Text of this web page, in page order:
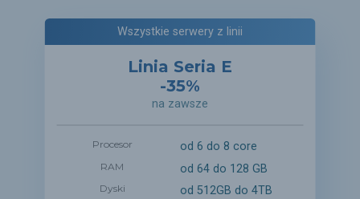
Wszystkie serwery z linii
Linia Seria E
-35%
na zawsze
Procesor od 6 do 8 core
RAM od 64 do 128 GB
Dyski od 512GB do 4TB